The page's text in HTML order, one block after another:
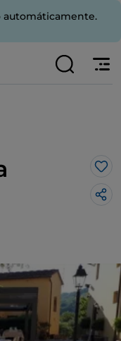
automáticamente.
Me